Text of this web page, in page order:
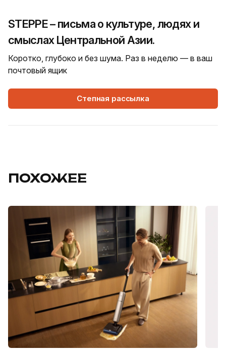
STEPPE – письма о культуре, людях и
смыслах Центральной Азии.
Коротко, глубоко и без шума. Раз в неделю — в ваш
почтовый ящик
Степная рассылка
ПОХОЖЕЕ